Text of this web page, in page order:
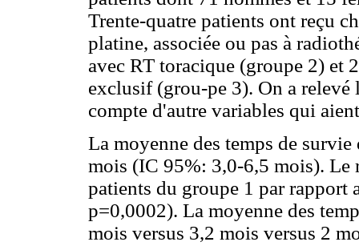
Trente-quatre patients ont reçu
platine, associée ou pas à
avec RT toracique (groupe 2) et
exclusif (grou-pe 3). On a
compte d'autre variables qui
La moyenne des temps de
mois (IC 95%: 3,0-6,5 mois). Le
patients du groupe 1 par rapport
p=0,0002). La moyenne des
mois versus 3,2 mois versus 2